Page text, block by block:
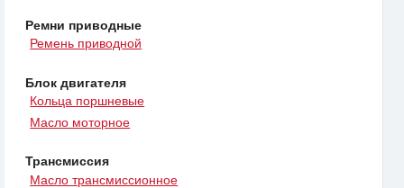
Ремни приводные
Ремень приводной
Блок двигателя
Кольца поршневые
Масло моторное
Трансмиссия
Масло трансмиссионное